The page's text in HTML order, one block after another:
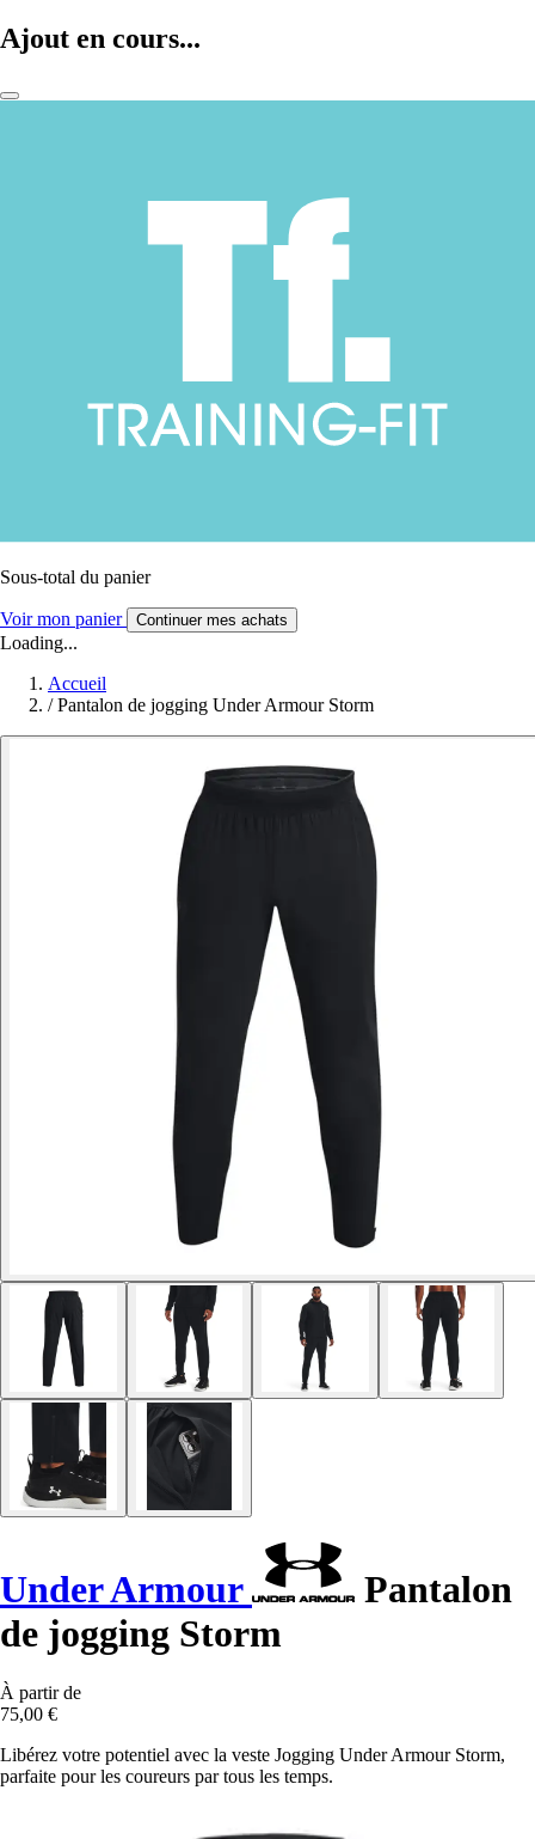
Ajout en cours...
Sous-total du panier
Voir mon panier Continuer mes achats
Loading...
Accueil
/ Pantalon de jogging Under Armour Storm
Under Armour
Pantalon
de jogging Storm
À partir de
75,00 €
Libérez votre potentiel avec la veste Jogging Under Armour Storm,
parfaite pour les coureurs par tous les temps.